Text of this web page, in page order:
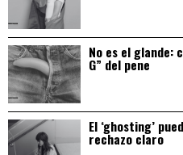
No es el glande:
G” del pene
El ‘ghosting’
rechazo claro